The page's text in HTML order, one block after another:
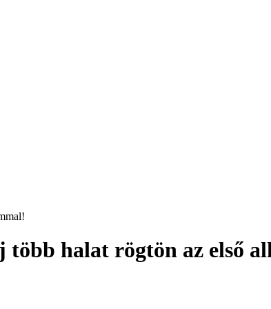
több halat rögtön az első